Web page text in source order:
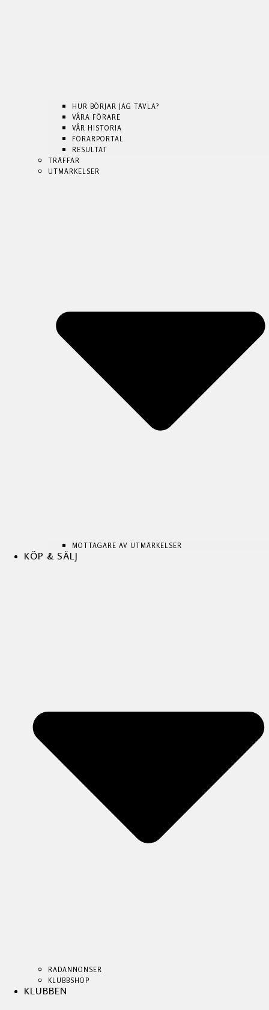
RESULTAT
TRÄFFAR
UTMÄRKELSER
HUR BÖRJAR JAG TÄVLA?
VÅRA FÖRARE
VÅR HISTORIA
FÖRARPORTAL
RESULTAT
TRÄFFAR
UTMÄRKELSER
MOTTAGARE AV UTMÄRKELSER
KÖP & SÄLJ
RADANNONSER
KLUBBSHOP
KLUBBEN
HUR BÖRJAR JAG TÄVLA?
VÅRA FÖRARE
VÅR HISTORIA
FÖRARPORTAL
RESULTAT
TRÄFFAR
UTMÄRKELSER
MOTTAGARE AV UTMÄRKELSER
KÖP & SÄLJ
RADANNONSER
KLUBBSHOP
KLUBBEN